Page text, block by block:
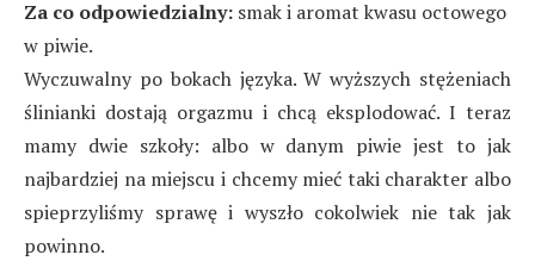
Za co odpowiedzialny: smak i aromat kwasu octowego
w piwie.
Wyczuwalny po bokach języka. W wyższych stężeniach
ślinianki dostają orgazmu i chcą eksplodować. I teraz
mamy dwie szkoły: albo w danym piwie jest to jak
najbardziej na miejscu i chcemy mieć taki charakter albo
spieprzyliśmy sprawę i wyszło cokolwiek nie tak jak
powinno.